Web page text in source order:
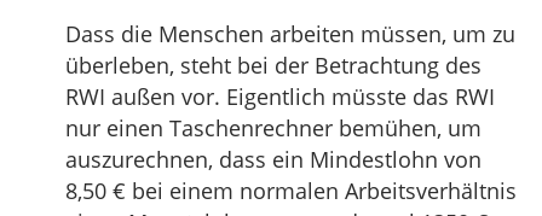
Dass die Menschen arbeiten müssen, um zu
überleben, steht bei der Betrachtung des
RWI außen vor. Eigentlich müsste das RWI
nur einen Taschenrechner bemühen, um
auszurechnen, dass ein Mindestlohn von
8,50 € bei einem normalen Arbeitsverhältnis